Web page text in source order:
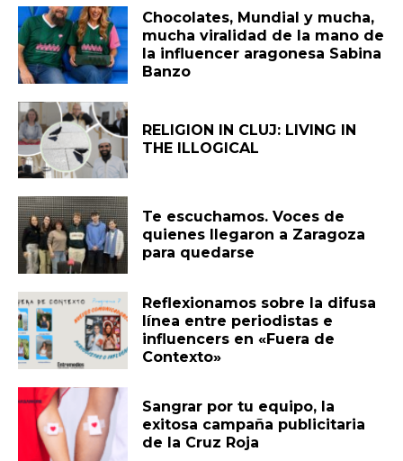
Chocolates, Mundial y mucha,
mucha viralidad de la mano de
la influencer aragonesa Sabina
Banzo
RELIGION IN CLUJ: LIVING IN
THE ILLOGICAL
Te escuchamos. Voces de
quienes llegaron a Zaragoza
para quedarse
Reflexionamos sobre la difusa
línea entre periodistas e
influencers en «Fuera de
Contexto»
Sangrar por tu equipo, la
exitosa campaña publicitaria
de la Cruz Roja